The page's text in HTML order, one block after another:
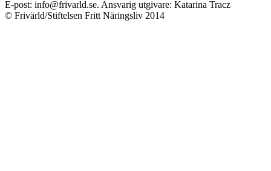
E-post: info@frivarld.se. Ansvarig utgivare: Katarina Tracz
© Frivärld/Stiftelsen Fritt Näringsliv 2014